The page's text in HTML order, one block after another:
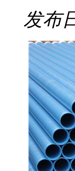
发布